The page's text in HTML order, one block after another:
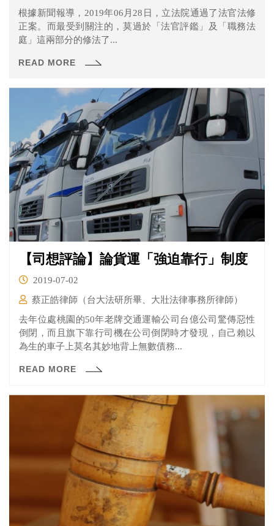
根據新聞報導，2019年06月28日，立法院通過了法官法修
正案。而最受到關注的，莫過於「法官評鑑」及「職務法
庭」這兩部分的修法了...
READ MORE
【司想評論】論貨運「強迫靠行」制度
2019-07-02
蔡正皓律師（台大法研所畢、大壯法律事務所律師）
去年位處桃園的50年老牌交通運輸公司台億公司驚傳惡性
倒閉，而且旗下靠行司機在公司倒閉時才發現，自己賴以
為生的車子上莫名其妙地背上無數債務...
READ MORE